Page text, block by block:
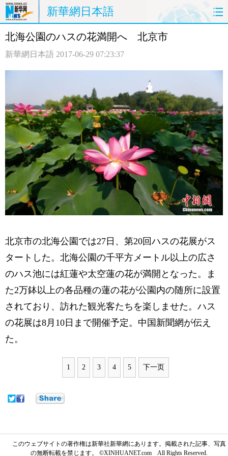
新華網日本語
ホームページ 政治
中日対訳
北海公園のハスの花満開へ 北京市
新華網日本語 2017-06-29 07:23:37
北京市の北海公園では27日、第20回ハスの花展がス
タートした。北海公園の千平方メートル以上の広さ
のハス池には紅蓮や太空蓮の花が満開となった。ま
た2万鉢以上の各品種の蓮の花が公園内の随所に設置
されており、訪れた観光客たちを楽しませた。ハス
の花展は8月10日まで開催予定。中国新聞網が伝え
た。
1 2 3 4 5 下一页
このウェブサイトの著作権は新華社新華網にあります。掲載された記事、写真
の無断転載を禁じます。 ©XINHUANET.com All Rights Reserved.